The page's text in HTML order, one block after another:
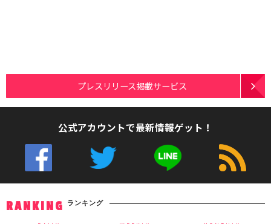
プレスリリース掲載サービス
公式アカウントで最新情報ゲット！
RANKING ランキング